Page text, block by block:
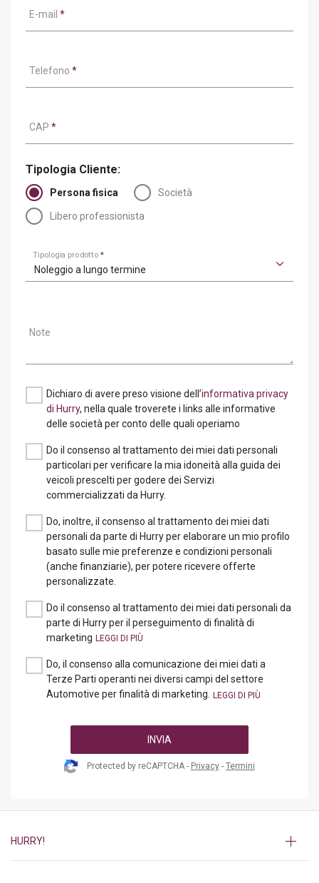
E-mail *
Telefono *
CAP *
Tipologia Cliente:
Persona fisica Società
Libero professionista
Tipologia prodotto*
Noleggio a lungo termine
Note
Dichiaro di avere preso visione dell’informativa privacy
di Hurry, nella quale troverete i links alle informative
delle società per conto delle quali operiamo
Do il consenso al trattamento dei miei dati personali
particolari per verificare la mia idoneità alla guida dei
veicoli prescelti per godere dei Servizi
commercializzati da Hurry.
Do, inoltre, il consenso al trattamento dei miei dati
personali da parte di Hurry per elaborare un mio profilo
basato sulle mie preferenze e condizioni personali
(anche finanziarie), per potere ricevere offerte
personalizzate.
Do il consenso al trattamento dei miei dati personali da
parte di Hurry per il perseguimento di finalità di
marketing
Do, il consenso alla comunicazione dei miei dati a
Terze Parti operanti nei diversi campi del settore
Automotive per finalità di marketing.
INVIA
Protected by reCAPTCHA - Privacy - Termini
HURRY!